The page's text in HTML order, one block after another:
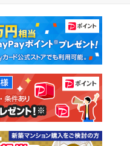
中古マンション
中古一戸建て
土地
教えて！住まいの先生